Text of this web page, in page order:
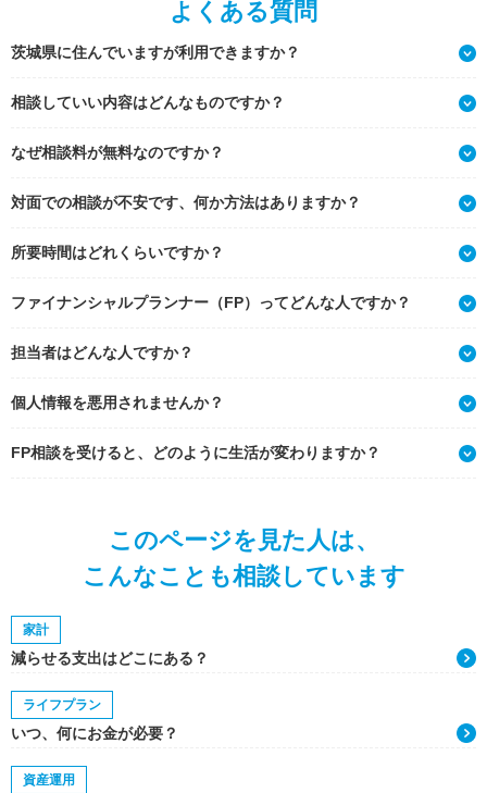
よくある質問
茨城県に住んでいますが利用できますか？
相談していい内容はどんなものですか？
なぜ相談料が無料なのですか？
対面での相談が不安です、何か方法はありますか？
所要時間はどれくらいですか？
ファイナンシャルプランナー（FP）ってどんな人ですか？
担当者はどんな人ですか？
個人情報を悪用されませんか？
FP相談を受けると、どのように生活が変わりますか？
このページを見た人は、
こんなことも相談しています
家計
減らせる支出はどこにある？
ライフプラン
いつ、何にお金が必要？
資産運用